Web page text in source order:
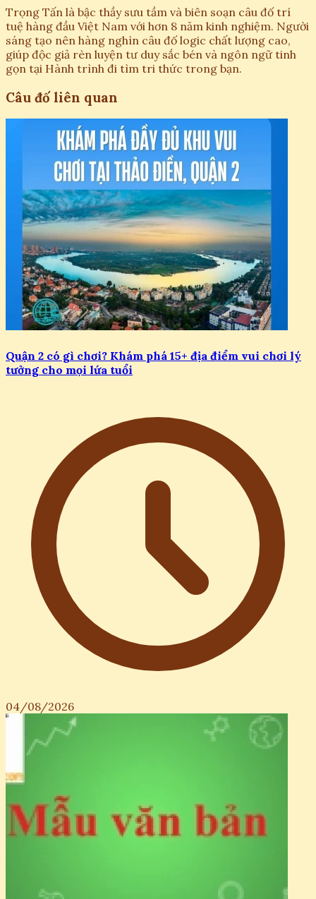
Trọng Tấn là bậc thầy sưu tầm và biên soạn câu đố trí
tuệ hàng đầu Việt Nam với hơn 8 năm kinh nghiệm. Người
sáng tạo nên hàng nghìn câu đố logic chất lượng cao,
giúp độc giả rèn luyện tư duy sắc bén và ngôn ngữ tinh
gọn tại Hành trình đi tìm tri thức trong bạn.
Câu đố liên quan
Quận 2 có gì chơi? Khám phá 15+ địa điểm vui chơi lý
tưởng cho mọi lứa tuổi
04/08/2026